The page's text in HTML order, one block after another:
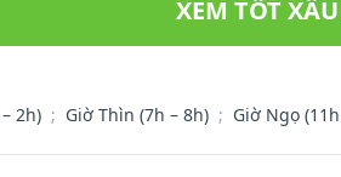
XEM TỐT
2h) ; Giờ Thìn (7h – 8h) ; Giờ Ngọ